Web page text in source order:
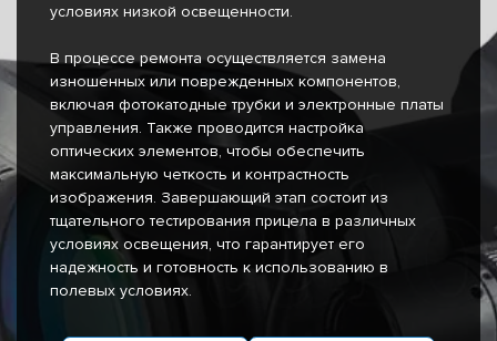
условиях низкой освещенности.
В процессе ремонта осуществляется замена
изношенных или поврежденных компонентов,
включая фотокатодные трубки и электронные платы
управления. Также проводится настройка
оптических элементов, чтобы обеспечить
максимальную четкость и контрастность
изображения. Завершающий этап состоит из
тщательного тестирования прицела в различных
условиях освещения, что гарантирует его
надежность и готовность к использованию в
полевых условиях.